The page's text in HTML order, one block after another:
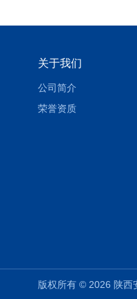
关于我们
公司简介
荣誉资质
版权所有 © 2026 陕